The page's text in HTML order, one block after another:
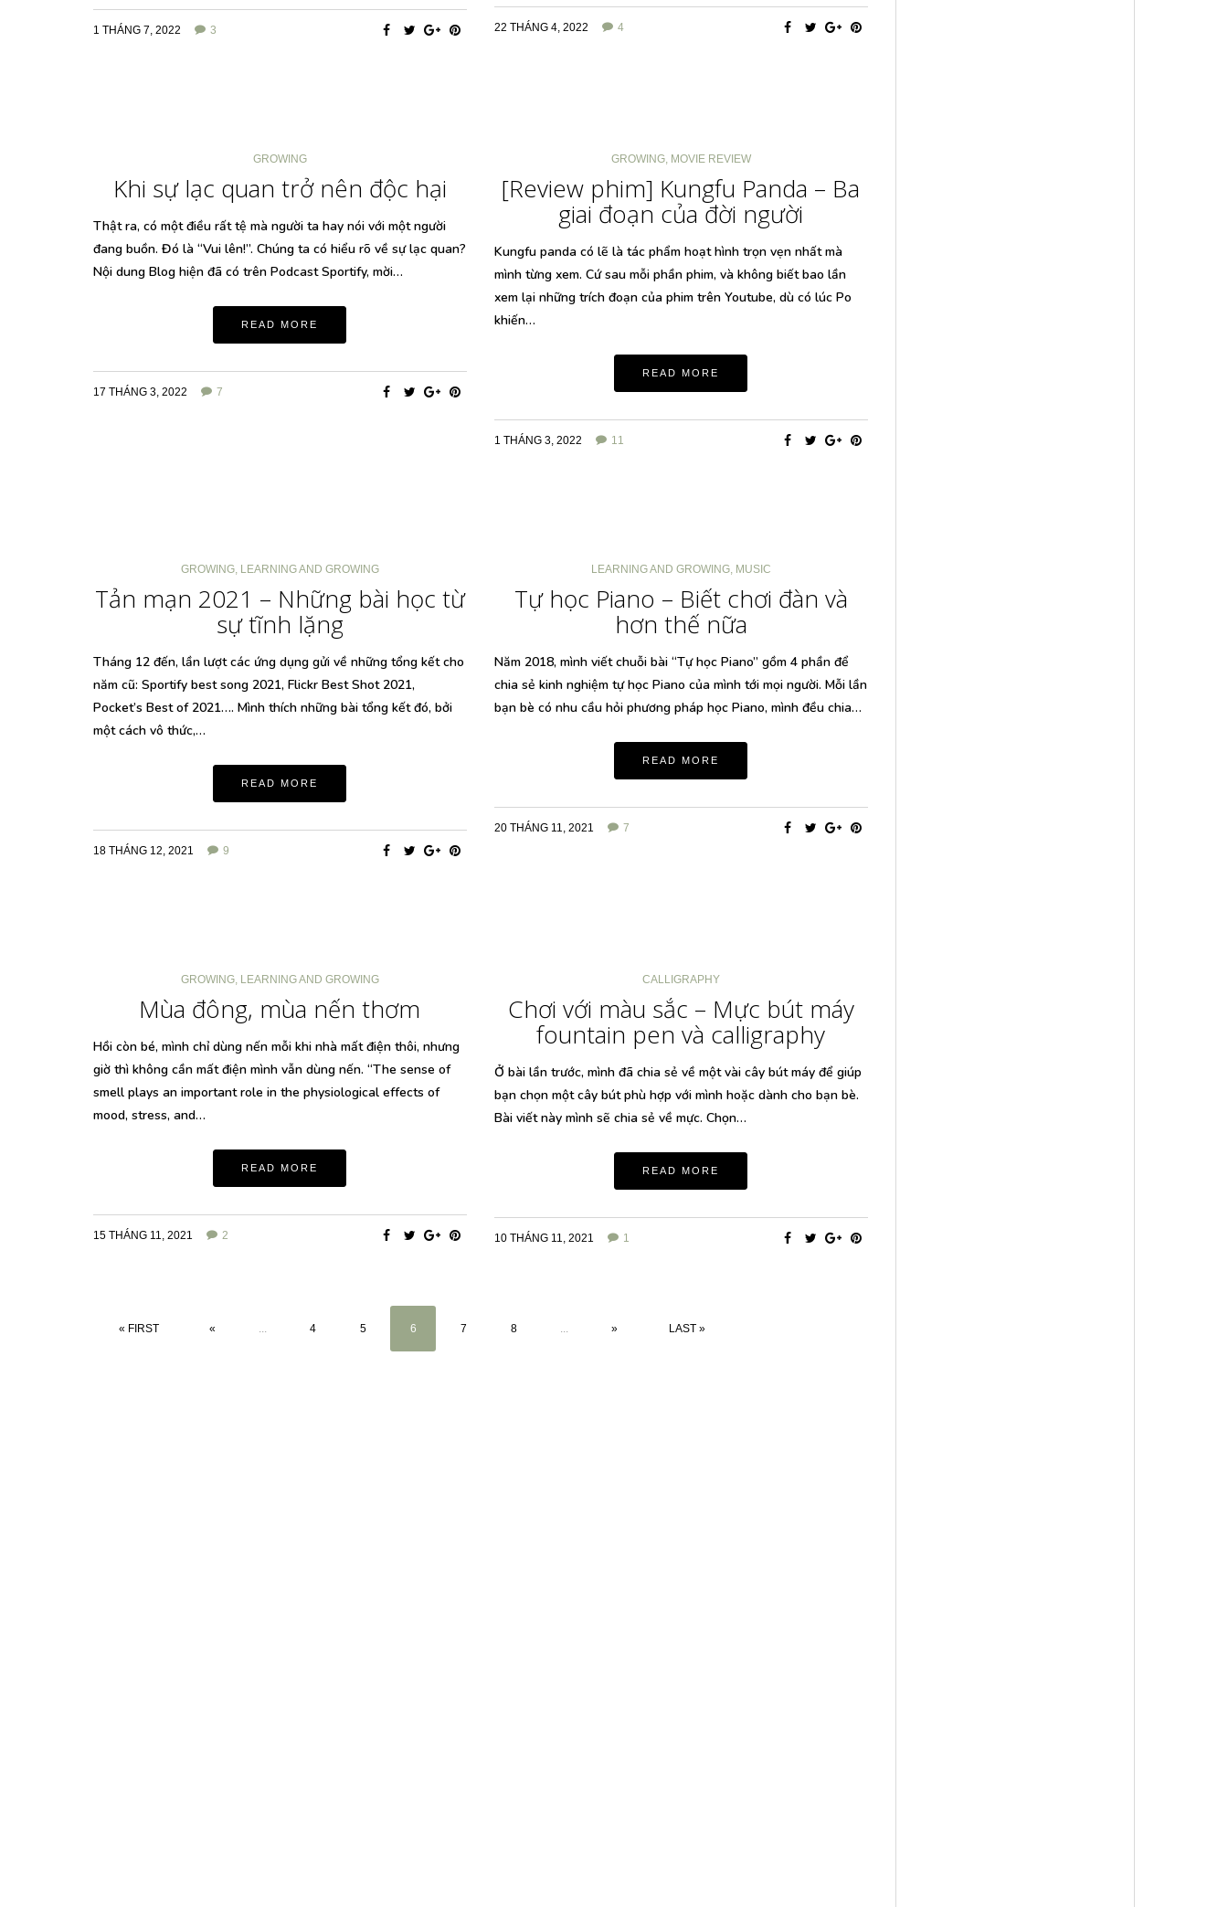
1 THÁNG 7, 2022 3 22 THÁNG 4, 2022 4
GROWING
Khi sự lạc quan trở nên độc hại
Thật ra, có một điều rất tệ mà người ta hay nói với một người
đang buồn. Đó là “Vui lên!”. Chúng ta có hiểu rõ về sự lạc quan?
Nội dung Blog hiện đã có trên Podcast Sportify, mời…
READ MORE
17 THÁNG 3, 2022 7
GROWING, MOVIE REVIEW
[Review phim] Kungfu Panda – Ba
giai đoạn của đời người
Kungfu panda có lẽ là tác phẩm hoạt hình trọn vẹn nhất mà
mình từng xem. Cứ sau mỗi phần phim, và không biết bao lần
xem lại những trích đoạn của phim trên Youtube, dù có lúc Po
khiến…
READ MORE
1 THÁNG 3, 2022 11
GROWING, LEARNING AND GROWING
Tản mạn 2021 – Những bài học từ
sự tĩnh lặng
Tháng 12 đến, lần lượt các ứng dụng gửi về những tổng kết cho
năm cũ: Sportify best song 2021, Flickr Best Shot 2021,
Pocket’s Best of 2021…. Mình thích những bài tổng kết đó, bởi
một cách vô thức,…
READ MORE
18 THÁNG 12, 2021 9
LEARNING AND GROWING, MUSIC
Tự học Piano – Biết chơi đàn và
hơn thế nữa
Năm 2018, mình viết chuỗi bài “Tự học Piano” gồm 4 phần để
chia sẻ kinh nghiệm tự học Piano của mình tới mọi người. Mỗi lần
bạn bè có nhu cầu hỏi phương pháp học Piano, mình đều chia…
READ MORE
20 THÁNG 11, 2021 7
GROWING, LEARNING AND GROWING
Mùa đông, mùa nến thơm
Hồi còn bé, mình chỉ dùng nến mỗi khi nhà mất điện thôi, nhưng
giờ thì không cần mất điện mình vẫn dùng nến. “The sense of
smell plays an important role in the physiological effects of
mood, stress, and…
READ MORE
15 THÁNG 11, 2021 2
CALLIGRAPHY
Chơi với màu sắc – Mực bút máy
fountain pen và calligraphy
Ở bài lần trước, mình đã chia sẻ về một vài cây bút máy để giúp
bạn chọn một cây bút phù hợp với mình hoặc dành cho bạn bè.
Bài viết này mình sẽ chia sẻ về mực. Chọn…
READ MORE
10 THÁNG 11, 2021 1
« FIRST « ... 4 5 6 7 8 ... » LAST »